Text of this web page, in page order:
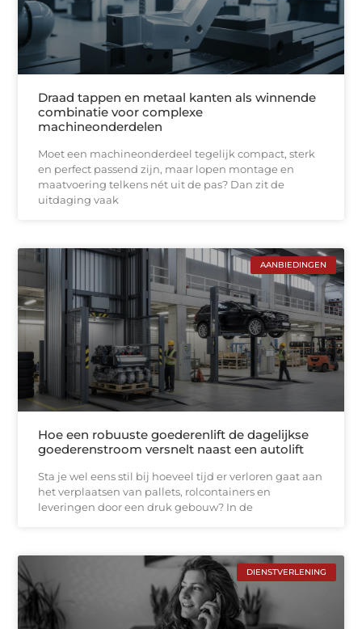
Draad tappen en metaal kanten als winnende
combinatie voor complexe
machineonderdelen
Moet een machineonderdeel tegelijk compact, sterk
en perfect passend zijn, maar lopen montage en
maatvoering telkens nét uit de pas? Dan zit de
uitdaging vaak
AANBIEDINGEN
Hoe een robuuste goederenlift de dagelijkse
goederenstroom versnelt naast een autolift
Sta je wel eens stil bij hoeveel tijd er verloren gaat aan
het verplaatsen van pallets, rolcontainers en
leveringen door een druk gebouw? In de
DIENSTVERLENING